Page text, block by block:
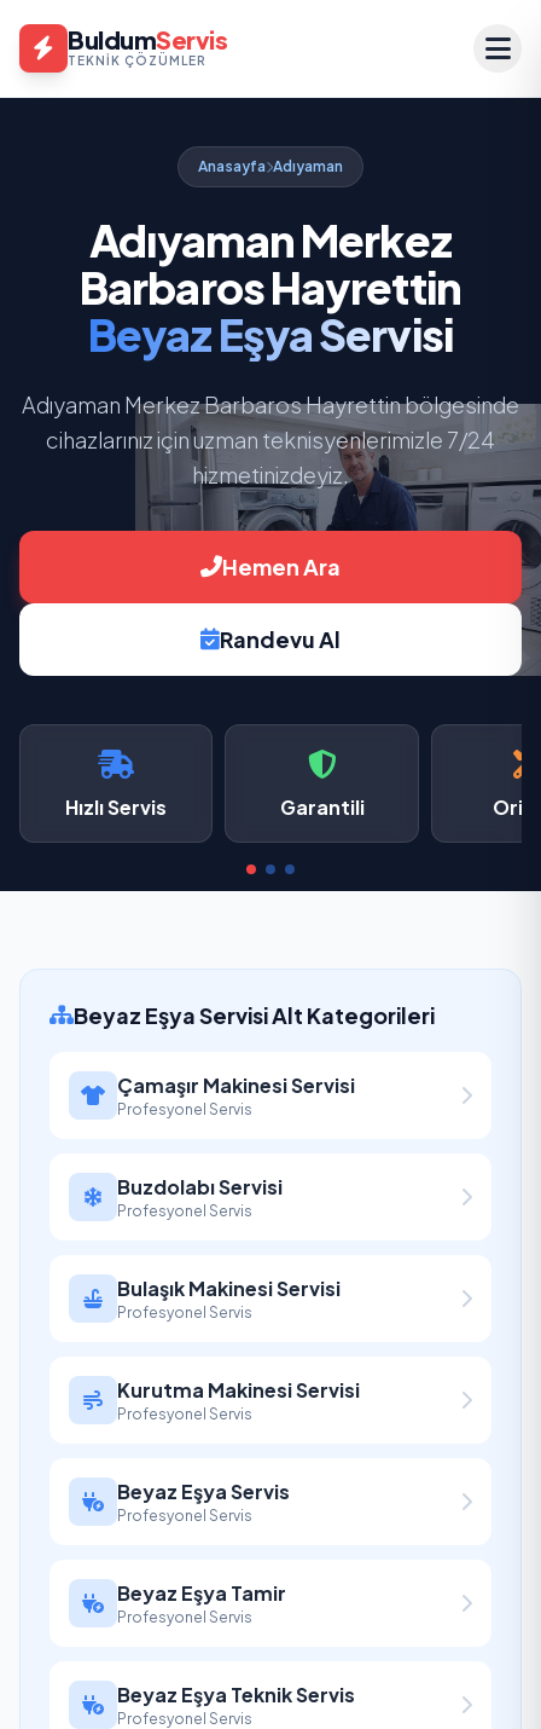
BuldumServis
TEKNIK ÇÖZÜMLER
Anasayfa Adıyaman
Adıyaman Merkez
Barbaros Hayrettin
Beyaz Eşya Servisi
Adıyaman Merkez Barbaros Hayrettin bölgesinde
cihazlarınız için uzman teknisyenlerimizle 7/24
hizmetinizdeyiz.
Hemen Ara
Randevu Al
Hızlı Servis Garantili
Beyaz Eşya Servisi Alt Kategorileri
Çamaşır Makinesi Servisi
Profesyonel Servis
Buzdolabı Servisi
Profesyonel Servis
Bulaşık Makinesi Servisi
Profesyonel Servis
Kurutma Makinesi Servisi
Profesyonel Servis
Beyaz Eşya Servis
Profesyonel Servis
Beyaz Eşya Tamir
Profesyonel Servis
Beyaz Eşya Teknik Servis
Profesyonel Servis